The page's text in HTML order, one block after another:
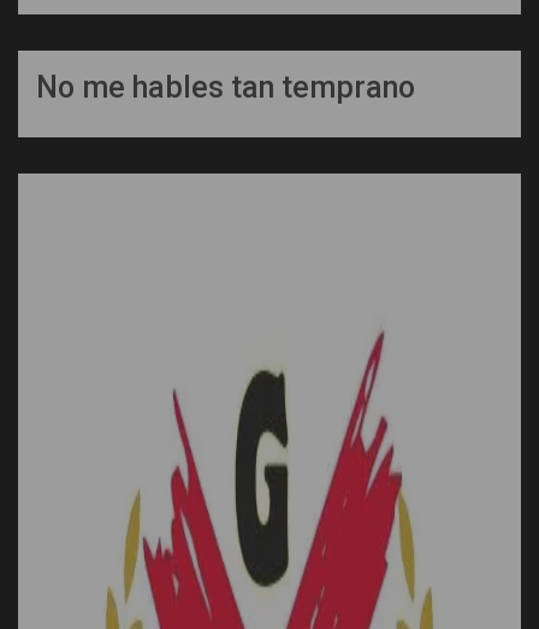
No me hables tan temprano